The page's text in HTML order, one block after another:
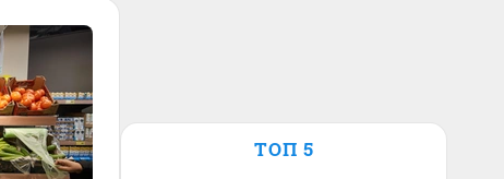
ТОП 5